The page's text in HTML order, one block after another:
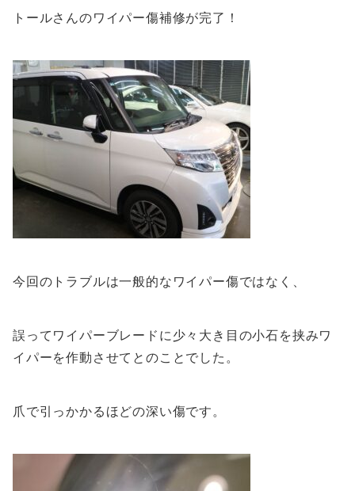
トールさんのワイパー傷補修が完了！
今回のトラブルは一般的なワイパー傷ではなく、
誤ってワイパーブレードに少々大き目の小石を挟みワ
イパーを作動させてとのことでした。
爪で引っかかるほどの深い傷です。